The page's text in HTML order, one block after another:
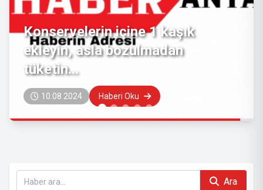
GELENEKSEL ANTALYA
MUTFAĞI
12.08.2023 Haberi Oku
Ara